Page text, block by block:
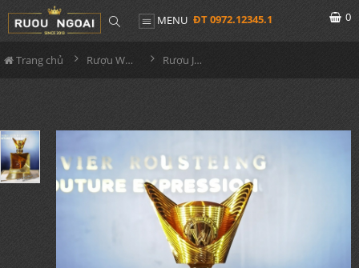
MENU ĐT 0972.12345.1 0
Trang chủ Rượu Whisky Rượu JW Olivier Rousteing Couture Expression Fall